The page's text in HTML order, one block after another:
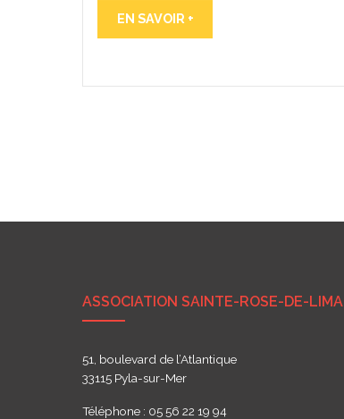
EN SAVOIR +
ASSOCIATION SAINTE-ROSE-DE-LIMA
51, boulevard de l’Atlantique
33115 Pyla-sur-Mer
Téléphone : 05 56 22 19 94